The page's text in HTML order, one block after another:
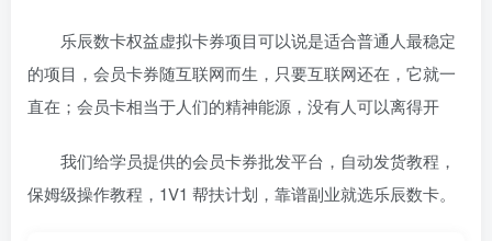
乐辰数卡权益虚拟卡券项目可以说是适合普通人最稳定
的项目，会员卡券随互联网而生，只要互联网还在，它就一
直在；会员卡相当于人们的精神能源，没有人可以离得开
我们给学员提供的会员卡券批发平台，自动发货教程，
保姆级操作教程，1V1 帮扶计划，靠谱副业就选乐辰数卡。